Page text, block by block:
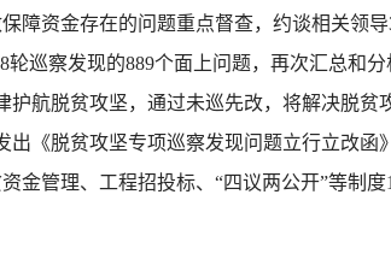
障资金存在的问题重点督查，约谈相关领
巡察发现的889个面上问题，再次汇总和
航脱贫攻坚，通过未巡先改，将解决脱贫
《脱贫攻坚专项巡察发现问题立行立改函
金管理、工程招投标、“四议两公开”等制度